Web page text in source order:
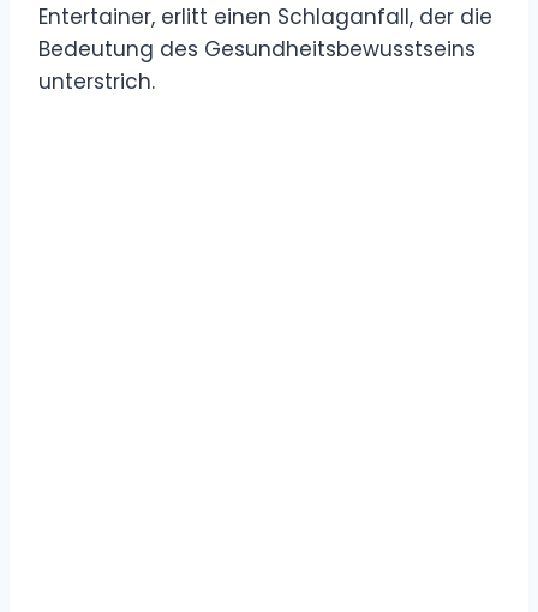
Entertainer, erlitt einen Schlaganfall, der die
Bedeutung des Gesundheitsbewusstseins
unterstrich.